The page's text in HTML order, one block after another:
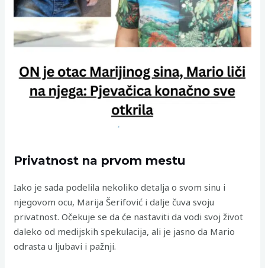
Privatnost na prvom mestu
Iako je sada podelila nekoliko detalja o svom sinu i
njegovom ocu, Marija Šerifović i dalje čuva svoju
privatnost. Očekuje se da će nastaviti da vodi svoj život
daleko od medijskih spekulacija, ali je jasno da Mario
odrasta u ljubavi i pažnji.